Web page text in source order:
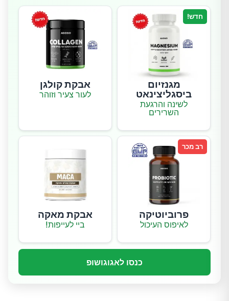
חדש!
מגנזיום
ביסגליצינאט
לשינה והרגעת
השרירים
אבקת קולגן
לעור צעיר וזוהר
רב מכר
פרוביוטיקה
לאיפוס העיכול
אבקת מאקה
ביי לעייפות!
כנסו לאגוגושופ